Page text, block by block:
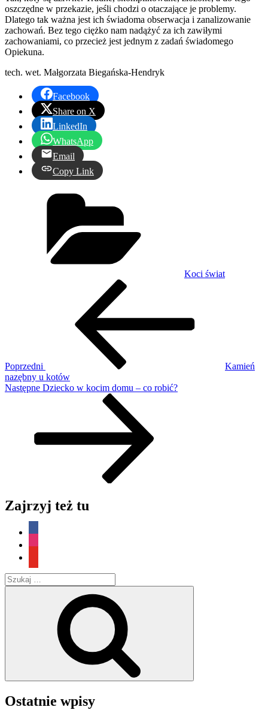
oszczędne w przekazie, jeśli chodzi o otaczające je problemy.
Dlatego tak ważna jest ich świadoma obserwacja i zanalizowanie
zachowań. Bez tego ciężko nam nadążyć za ich zawiłymi
zachowaniami, co przecież jest jednym z zadań świadomego
Opiekuna.
tech. wet. Małgorzata Biegańska-Hendryk
Facebook
Share on X
LinkedIn
WhatsApp
Email
Copy Link
Koci świat
Poprzedni
Kamień
nazębny u kotów
Następny
Następne Dziecko w kocim domu – co robić?
Zajrzyj też tu
Szukaj:
Ostatnie wpisy